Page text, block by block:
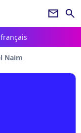
newsletter search
Naim